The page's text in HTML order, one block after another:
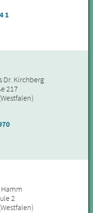
1
Dr. Kirchberg
217
2